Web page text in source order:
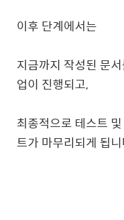
이후 단계에서는
지금까지 작성된 문
업이 진행되고,
최종적으로 테스트
트가 마무리되게 됩